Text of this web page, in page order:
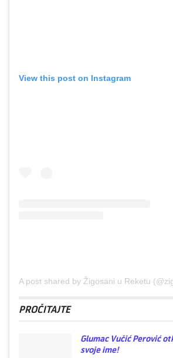
View this post on Instagram
PROČITAJTE
Glumac Vučić Perović
svoje ime!